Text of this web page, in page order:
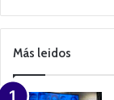
a
m
a
n
Más leidos